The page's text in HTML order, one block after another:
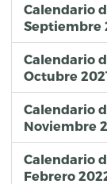
Calendario
Septiembre
Calendario
Octubre
Calendario
Noviembre
Calendario
Febrero